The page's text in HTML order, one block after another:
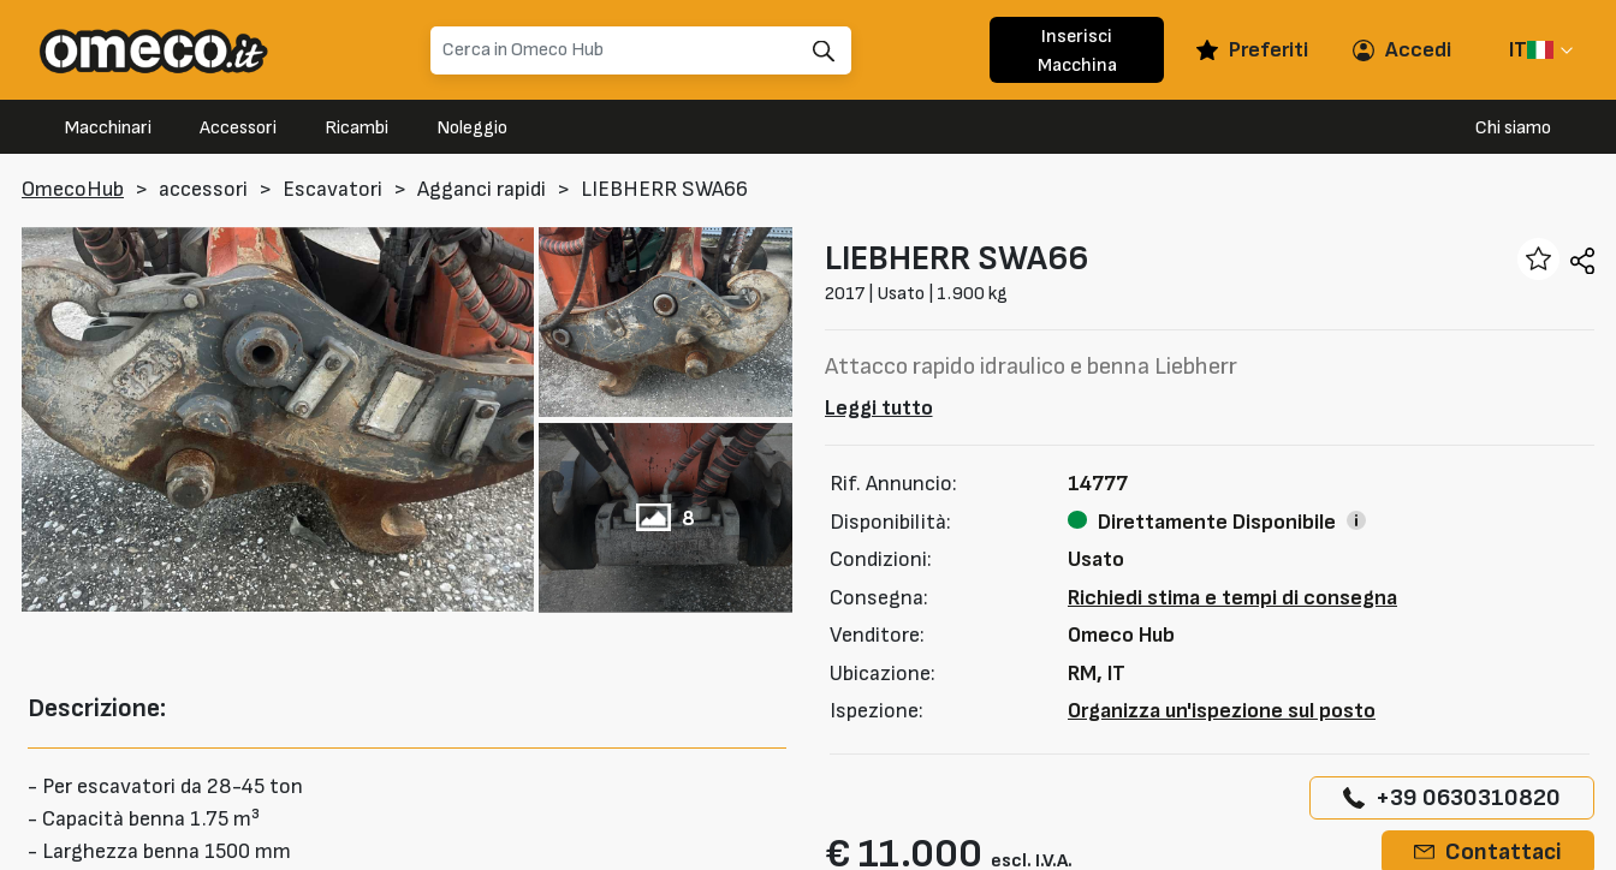
Inserisci
Macchina
Preferiti Accedi IT
Macchinari Accessori Ricambi Noleggio Chi siamo
OmecoHub > accessori > Escavatori > Agganci rapidi > LIEBHERR SWA66
8
Descrizione:
- Per escavatori da 28-45 ton
- Capacità benna 1.75 m³
- Larghezza benna 1500 mm
LIEBHERRSWA66
2017 | Usato | 1.900 kg
Attacco rapido idraulico e benna Liebherr
Leggi tutto
Rif. Annuncio:
14777
Disponibilità:
Direttamente Disponibile
Condizioni:
Usato
Consegna:
Richiedi stima e tempi di consegna
Venditore:
Omeco Hub
Ubicazione:
RM, IT
Ispezione:
Organizza un'ispezione sul posto
€ 11.000 escl. I.V.A.
+39 0630310820
Contattaci